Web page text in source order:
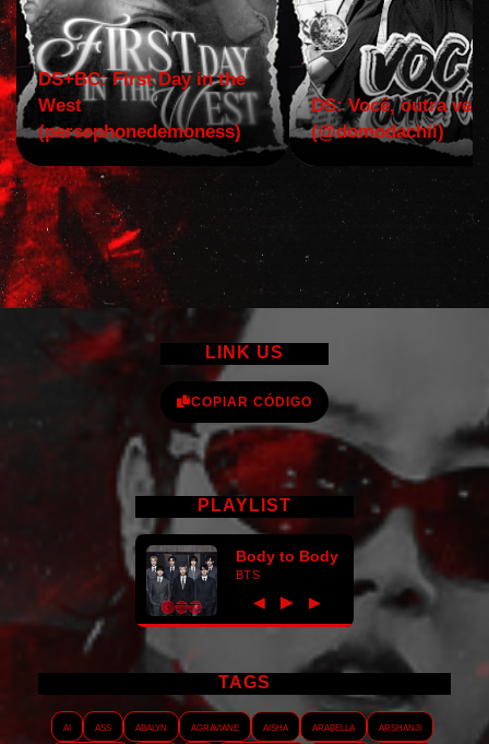
DS+BC: First Day in the
West
(persephonedemoness)
DS: Você, outra vez!
(@domodachii)
LINK US
COPIAR CÓDIGO
PLAYLIST
Body to Body
BTS
◀ ► ▶
TAGS
AI ASS Abalyn Agraviane Aisha Arabella Arshanji